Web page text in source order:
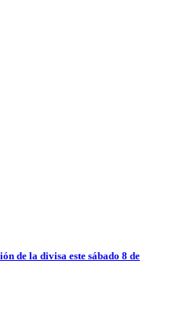
de la divisa este sábado 8 de